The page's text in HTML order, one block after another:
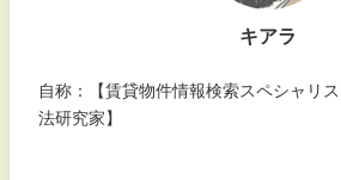
キアラ
自称：【賃貸物件情報検索スペシャリ
法研究家】